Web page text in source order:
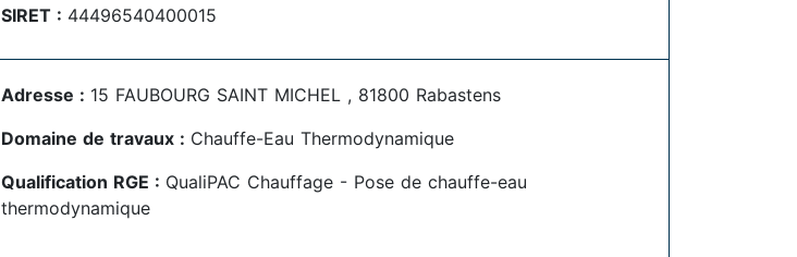
SIRET : 44496540400015
Adresse : 15 FAUBOURG SAINT MICHEL , 81800 Rabastens
Domaine de travaux : Chauffe-Eau Thermodynamique
Qualification RGE : QualiPAC Chauffage - Pose de chauffe-eau
thermodynamique